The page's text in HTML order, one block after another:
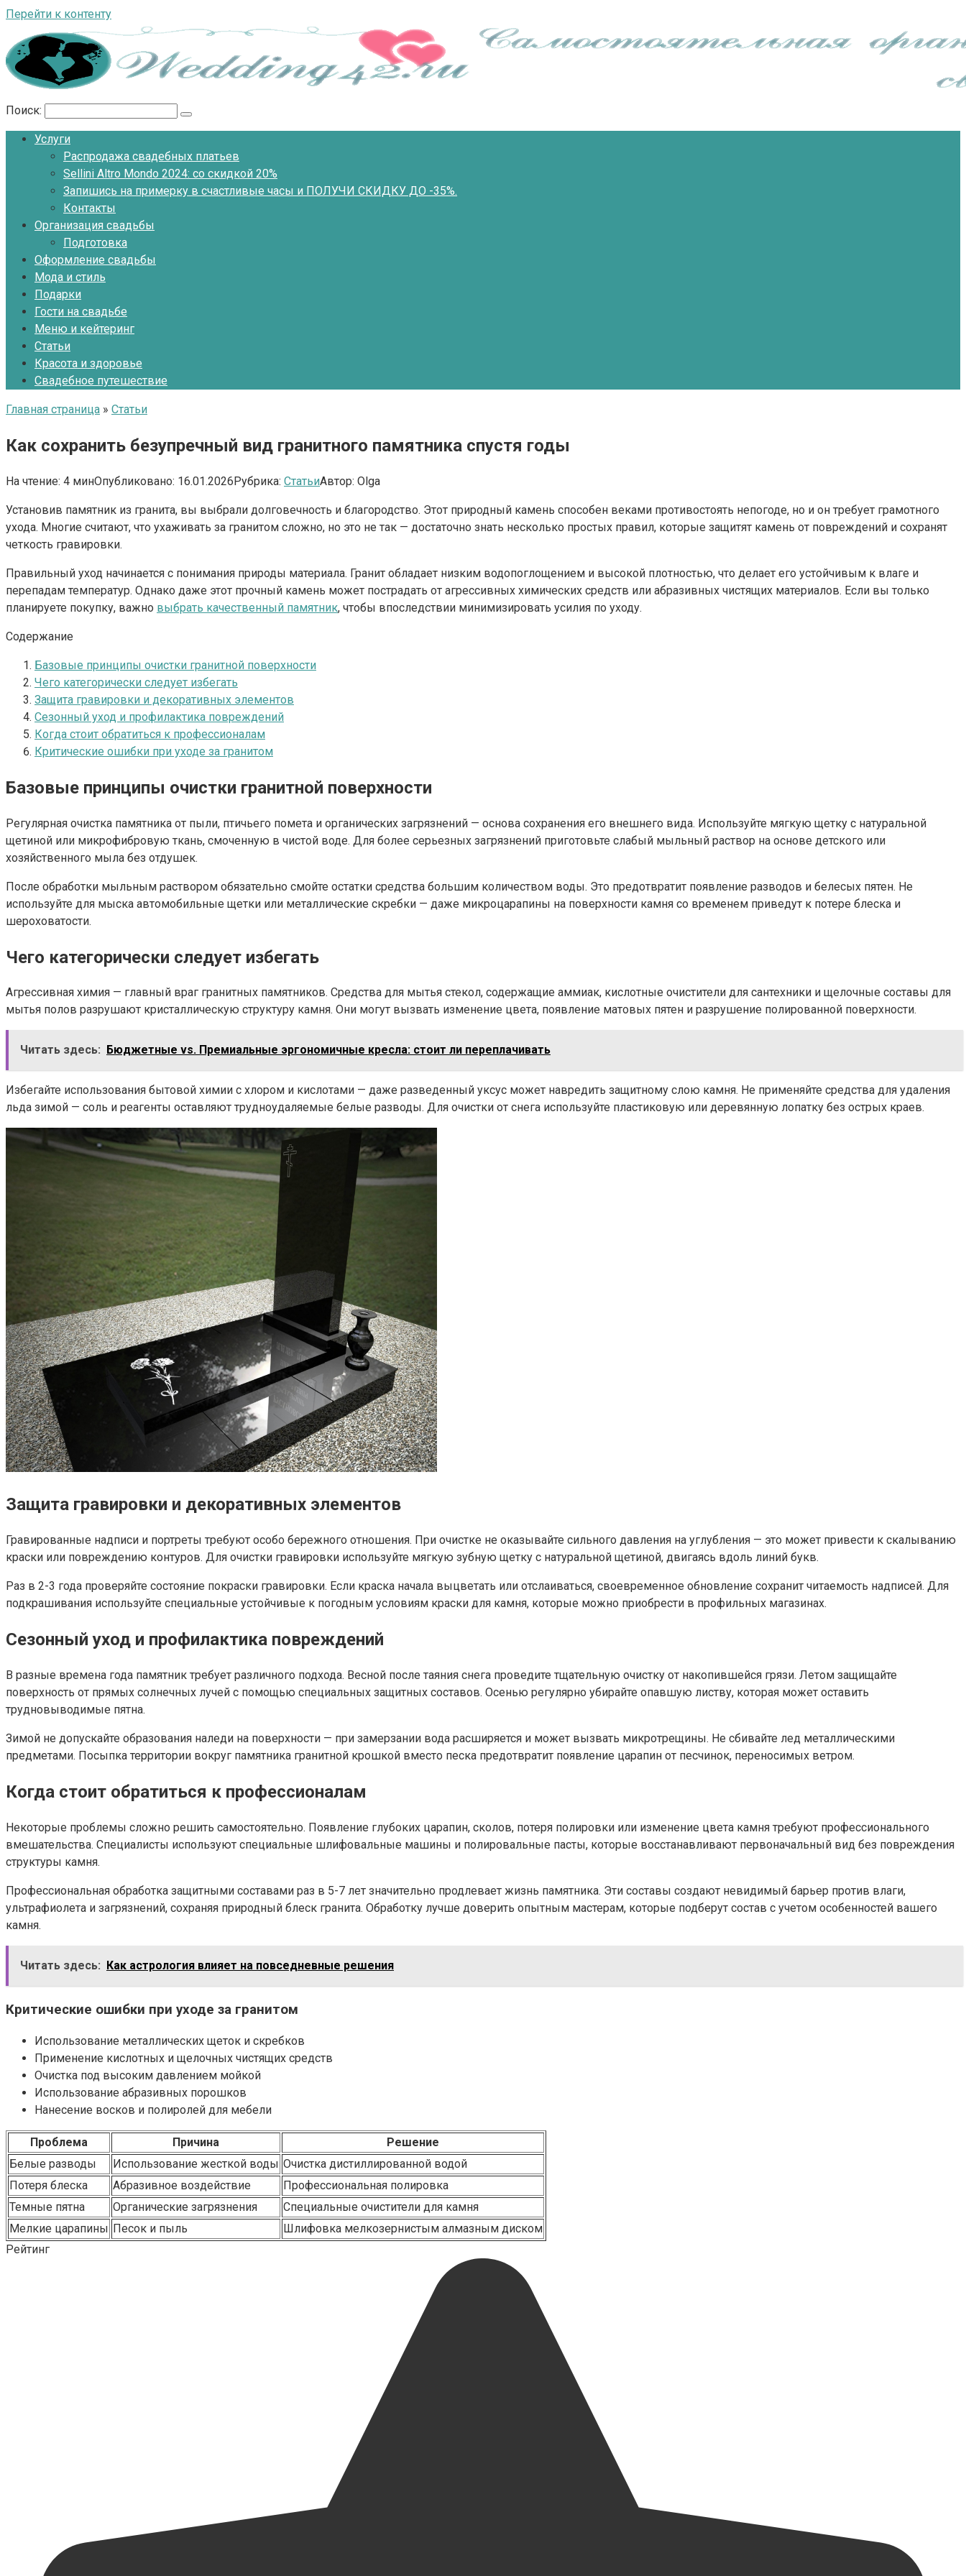
Перейти к контенту
Поиск:
Услуги
Распродажа свадебных платьев
Sellini Altro Mondo 2024: со скидкой 20%
Запишись на примерку в счастливые часы и ПОЛУЧИ СКИДКУ ДО -35%.
Контакты
Организация свадьбы
Подготовка
Оформление свадьбы
Мода и стиль
Подарки
Гости на свадьбе
Меню и кейтеринг
Статьи
Красота и здоровье
Свадебное путешествие
Главная страница » Статьи
Как сохранить безупречный вид гранитного памятника спустя годы
На чтение: 4 минОпубликовано: 16.01.2026Рубрика: СтатьиАвтор: Olga
Установив памятник из гранита, вы выбрали долговечность и благородство. Этот природный камень способен веками противостоять непогоде, но и он требует грамотного
ухода. Многие считают, что ухаживать за гранитом сложно, но это не так — достаточно знать несколько простых правил, которые защитят камень от повреждений и сохранят
четкость гравировки.
Правильный уход начинается с понимания природы материала. Гранит обладает низким водопоглощением и высокой плотностью, что делает его устойчивым к влаге и
перепадам температур. Однако даже этот прочный камень может пострадать от агрессивных химических средств или абразивных чистящих материалов. Если вы только
планируете покупку, важно выбрать качественный памятник, чтобы впоследствии минимизировать усилия по уходу.
Содержание
Базовые принципы очистки гранитной поверхности
Чего категорически следует избегать
Защита гравировки и декоративных элементов
Сезонный уход и профилактика повреждений
Когда стоит обратиться к профессионалам
Критические ошибки при уходе за гранитом
Базовые принципы очистки гранитной поверхности
Регулярная очистка памятника от пыли, птичьего помета и органических загрязнений — основа сохранения его внешнего вида. Используйте мягкую щетку с натуральной
щетиной или микрофибровую ткань, смоченную в чистой воде. Для более серьезных загрязнений приготовьте слабый мыльный раствор на основе детского или
хозяйственного мыла без отдушек.
После обработки мыльным раствором обязательно смойте остатки средства большим количеством воды. Это предотвратит появление разводов и белесых пятен. Не
используйте для мыска автомобильные щетки или металлические скребки — даже микроцарапины на поверхности камня со временем приведут к потере блеска и
шероховатости.
Чего категорически следует избегать
Агрессивная химия — главный враг гранитных памятников. Средства для мытья стекол, содержащие аммиак, кислотные очистители для сантехники и щелочные составы для
мытья полов разрушают кристаллическую структуру камня. Они могут вызвать изменение цвета, появление матовых пятен и разрушение полированной поверхности.
Читать здесь: Бюджетные vs. Премиальные эргономичные кресла: стоит ли переплачивать
Избегайте использования бытовой химии с хлором и кислотами — даже разведенный уксус может навредить защитному слою камня. Не применяйте средства для удаления
льда зимой — соль и реагенты оставляют трудноудаляемые белые разводы. Для очистки от снега используйте пластиковую или деревянную лопатку без острых краев.
Защита гравировки и декоративных элементов
Гравированные надписи и портреты требуют особо бережного отношения. При очистке не оказывайте сильного давления на углубления — это может привести к скалыванию
краски или повреждению контуров. Для очистки гравировки используйте мягкую зубную щетку с натуральной щетиной, двигаясь вдоль линий букв.
Раз в 2-3 года проверяйте состояние покраски гравировки. Если краска начала выцветать или отслаиваться, своевременное обновление сохранит читаемость надписей. Для
подкрашивания используйте специальные устойчивые к погодным условиям краски для камня, которые можно приобрести в профильных магазинах.
Сезонный уход и профилактика повреждений
В разные времена года памятник требует различного подхода. Весной после таяния снега проведите тщательную очистку от накопившейся грязи. Летом защищайте
поверхность от прямых солнечных лучей с помощью специальных защитных составов. Осенью регулярно убирайте опавшую листву, которая может оставить
трудновыводимые пятна.
Зимой не допускайте образования наледи на поверхности — при замерзании вода расширяется и может вызвать микротрещины. Не сбивайте лед металлическими
предметами. Посыпка территории вокруг памятника гранитной крошкой вместо песка предотвратит появление царапин от песчинок, переносимых ветром.
Когда стоит обратиться к профессионалам
Некоторые проблемы сложно решить самостоятельно. Появление глубоких царапин, сколов, потеря полировки или изменение цвета камня требуют профессионального
вмешательства. Специалисты используют специальные шлифовальные машины и полировальные пасты, которые восстанавливают первоначальный вид без повреждения
структуры камня.
Профессиональная обработка защитными составами раз в 5-7 лет значительно продлевает жизнь памятника. Эти составы создают невидимый барьер против влаги,
ультрафиолета и загрязнений, сохраняя природный блеск гранита. Обработку лучше доверить опытным мастерам, которые подберут состав с учетом особенностей вашего
камня.
Читать здесь: Как астрология влияет на повседневные решения
Критические ошибки при уходе за гранитом
Использование металлических щеток и скребков
Применение кислотных и щелочных чистящих средств
Очистка под высоким давлением мойкой
Использование абразивных порошков
Нанесение восков и полиролей для мебели
Проблема Причина
Решение
Белые разводы
Использование жесткой воды Очистка дистиллированной водой
Потеря блеска
Абразивное воздействие
Профессиональная полировка
Темные пятна
Органические загрязнения
Специальные очистители для камня
Мелкие царапины Песок и пыль
Шлифовка мелкозернистым алмазным диском
Рейтинг